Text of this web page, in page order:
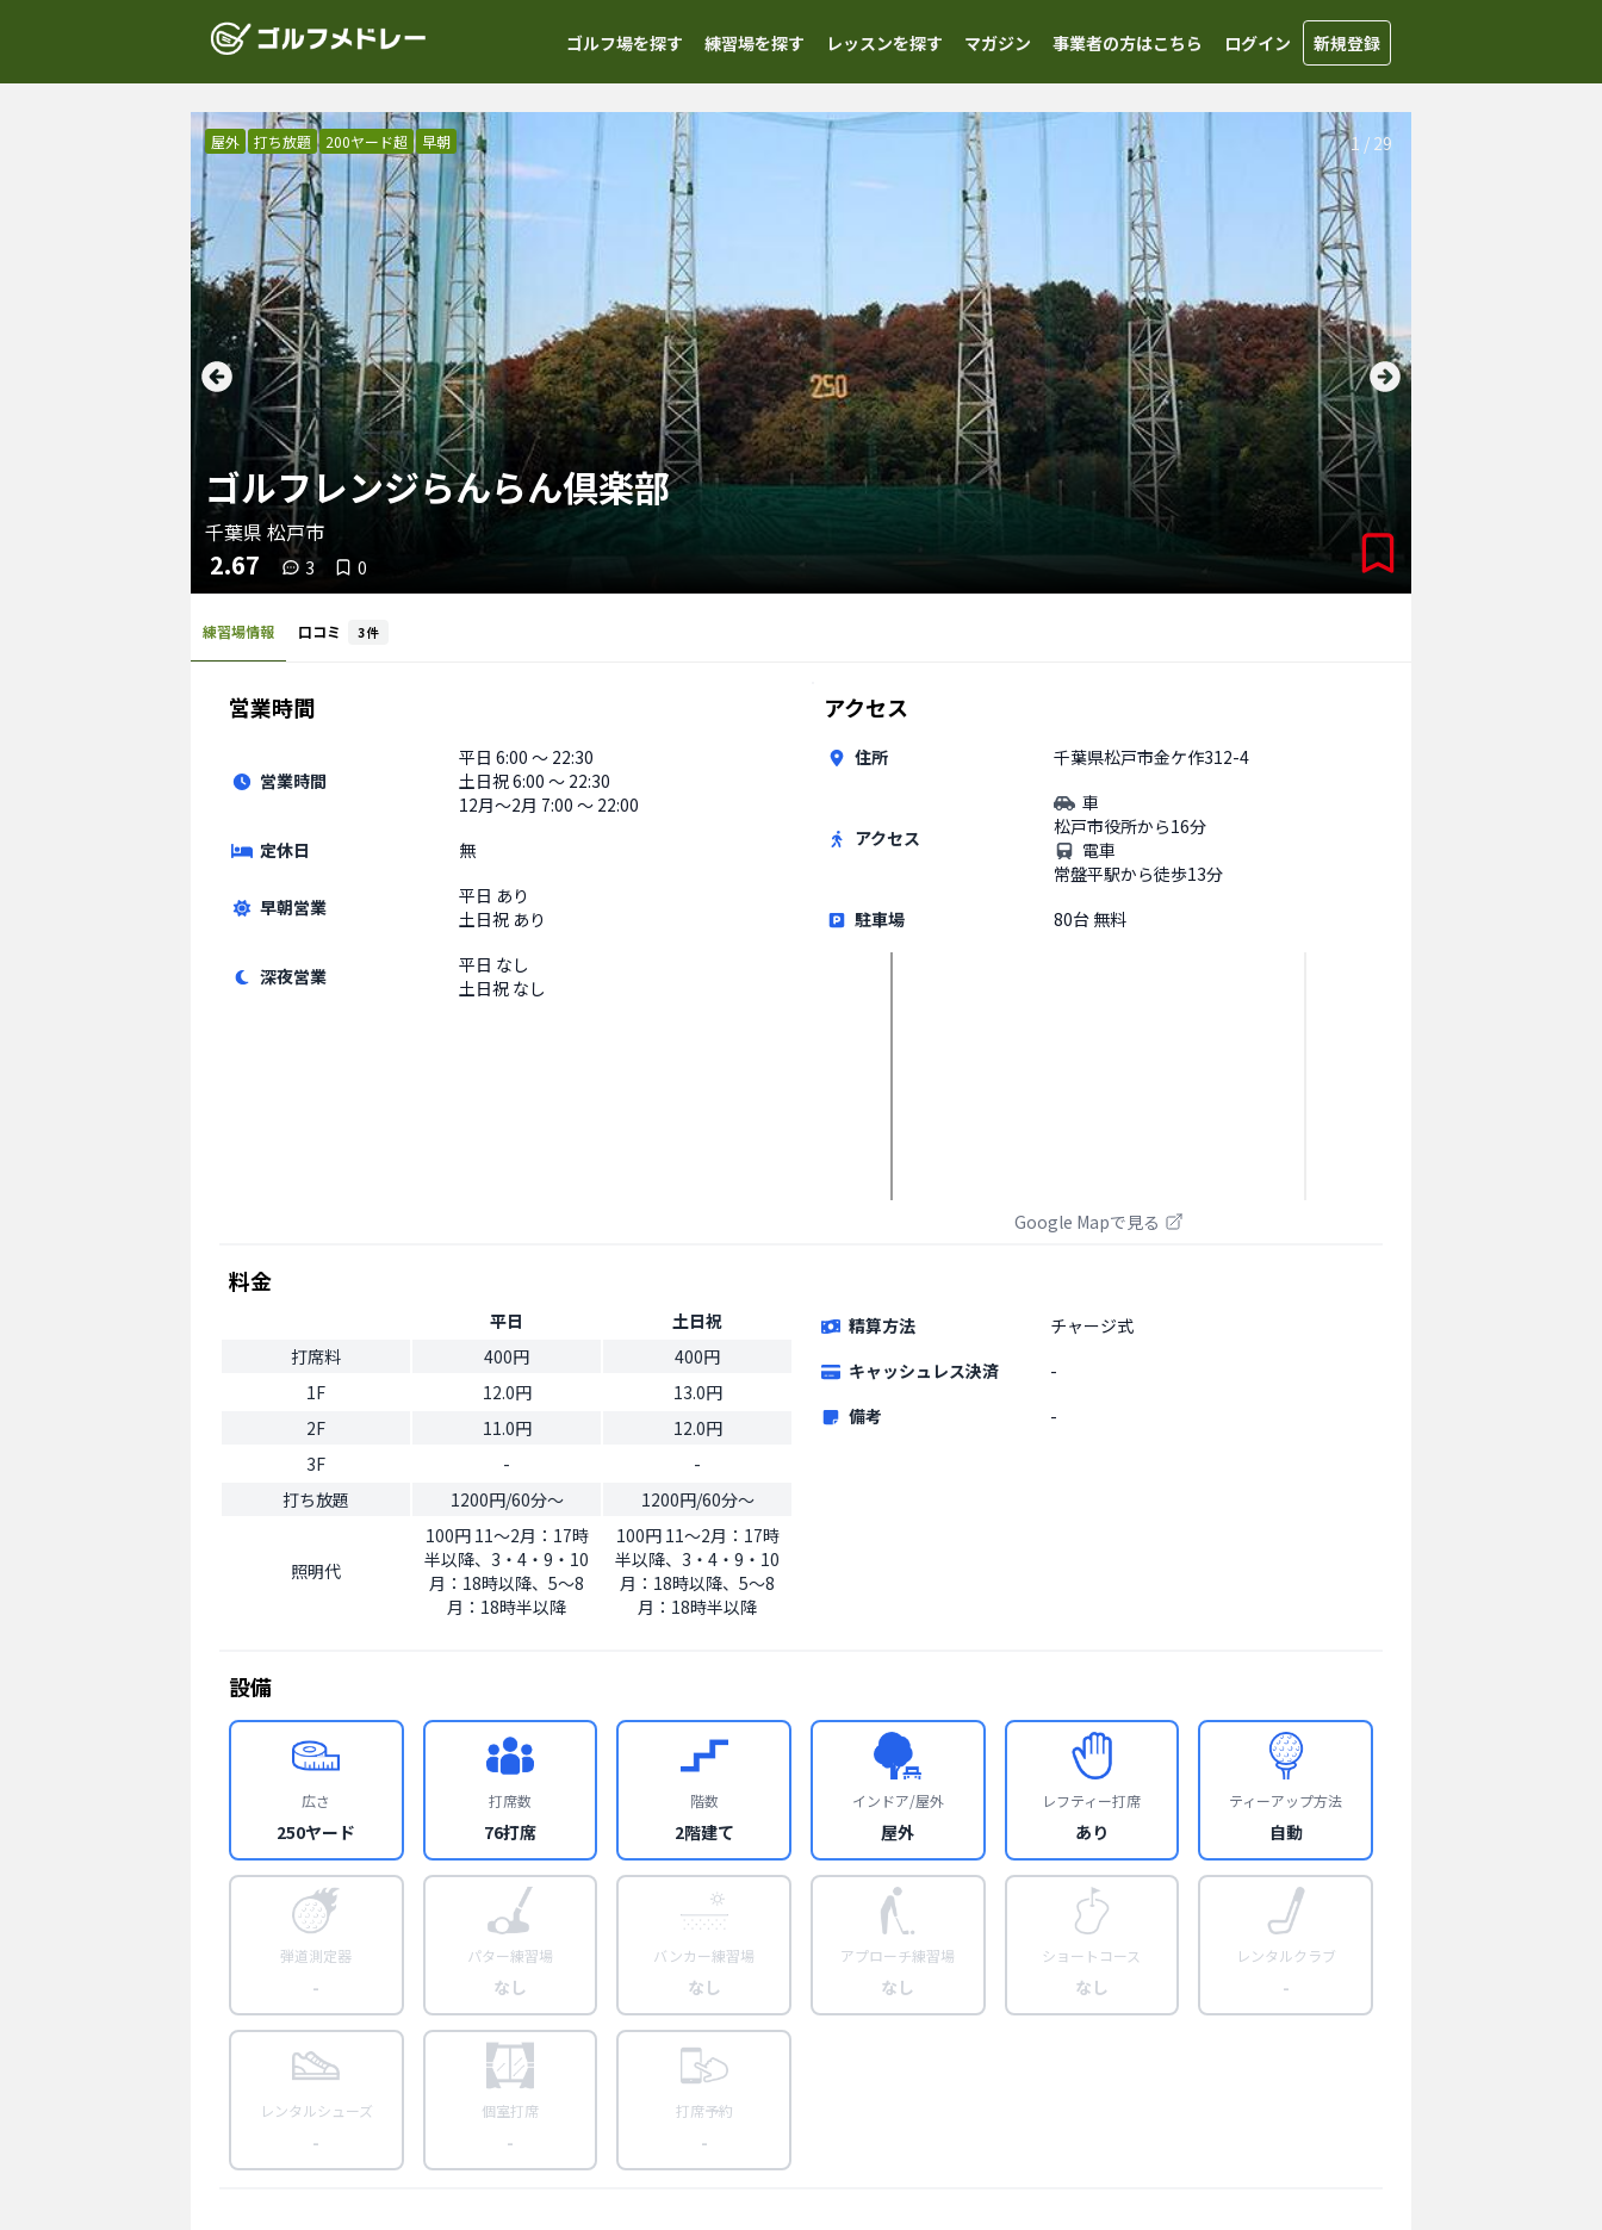
ゴルフ場を探す 練習場を探す レッスンを探す マガジン 事業者の方はこちら ログイン 新規登録
1 / 29
屋外 打ち放題 200ヤード超 早朝
ゴルフレンジらんらん倶楽部
千葉県 松戸市
2.67 3 0
練習場情報 口コミ 3件
営業時間
営業時間
平日 6:00 〜 22:30
土日祝6:00 〜 22:30
12月〜2月 7:00 〜 22:00
定休日
無
早朝営業 平日 あり
土日祝 あり
深夜営業 平日 なし
土日祝 なし
アクセス
住所 千葉県松戸市金ケ作312-4
アクセス
車
松戸市役所から16分
電車
常盤平駅から徒歩13分
駐車場
80台 無料
Google Mapで見る
料金
平日
土日祝
打席料
400円
400円
1F
12.0円
13.0円
2F
11.0円
12.0円
3F
-
-
打ち放題
1200円/60分〜 1200円/60分〜
照明代
100円 11～2月：17時
半以降、3・4・9・10
月：18時以降、5～8
月：18時半以降
100円 11～2月：17時
半以降、3・4・9・10
月：18時以降、5～8
月：18時半以降
精算方法
チャージ式
キャッシュレス決済
-
備考
-
設備
広さ
250ヤード
打席数
76打席
階数
2階建て
インドア/屋外
屋外
レフティー打席
あり
ティーアップ方法
自動
弾道測定器
-
パター練習場
なし
バンカー練習場
なし
アプローチ練習場
なし
ショートコース
なし
レンタルクラブ
-
レンタルシューズ
-
個室打席
-
打席予約
-